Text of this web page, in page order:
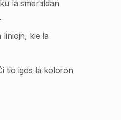
la smeraldan
kie la
tio igos la koloron